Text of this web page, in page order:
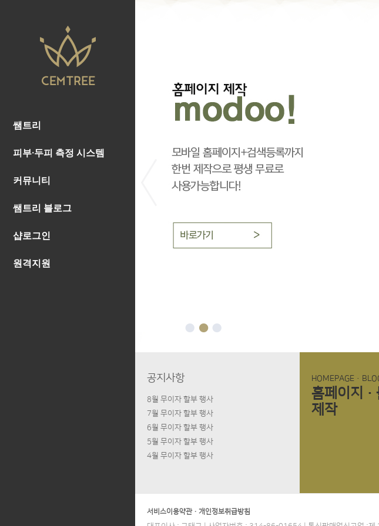
쌤트리
피부·두피 측정 시스템
커뮤니티
쌤트리 블로그
샵로그인
원격지원
공지사항
8월 무이자 할부 행사
7월 무이자 할부 행사
6월 무이자 할부 행사
5월 무이자 할부 행사
4월 무이자 할부 행사
홈페이지 ·
제작
서비스이용약관· 개인정보취급방침